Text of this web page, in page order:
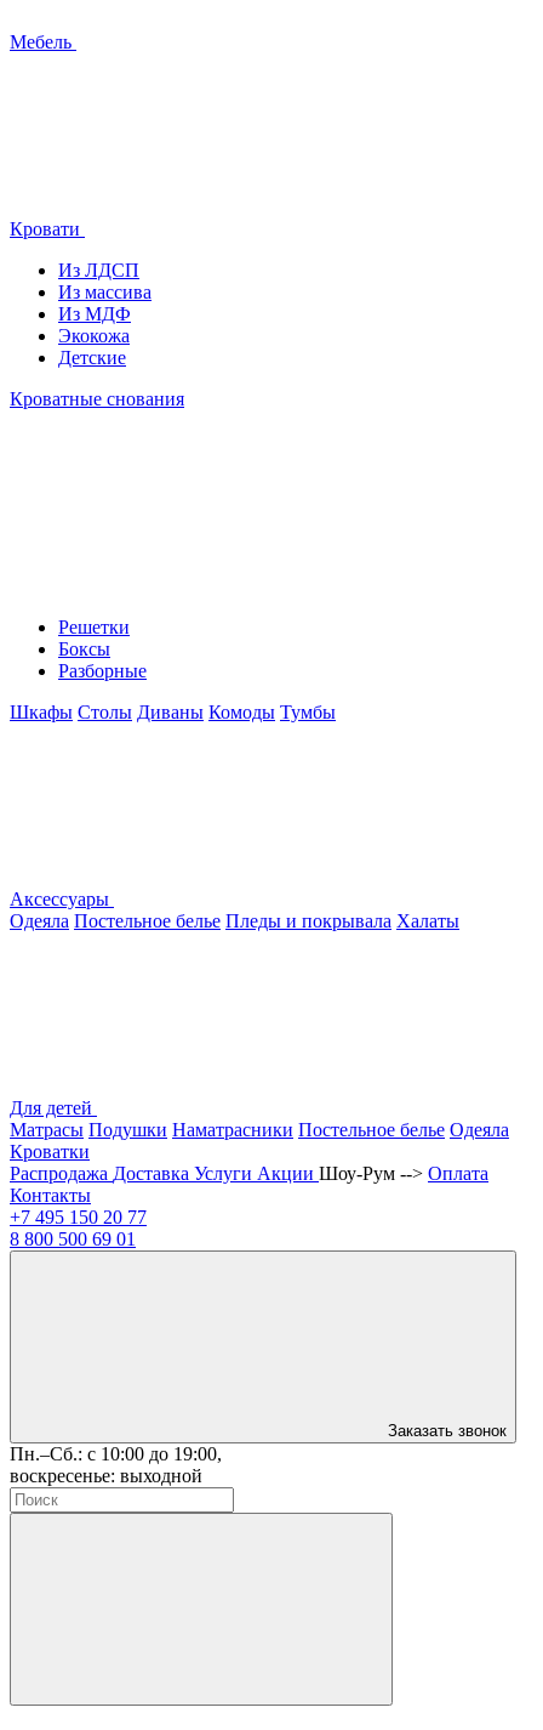
Мебель
Кровати
Из ЛДСП
Из массива
Из МДФ
Экокожа
Детские
Кроватные снования
Решетки
Боксы
Разборные
Шкафы Столы Диваны Комоды Тумбы
Аксессуары
Одеяла Постельное белье Пледы и покрывала Халаты
Для детей
Матрасы Подушки Наматрасники Постельное белье Одеяла
Кроватки
Распродажа Доставка Услуги Акции Шоу-Рум --> Оплата
Контакты
+7 495 150 20 77
8 800 500 69 01
Заказать звонок
Пн.–Сб.: с 10:00 до 19:00,
воскресенье: выходной